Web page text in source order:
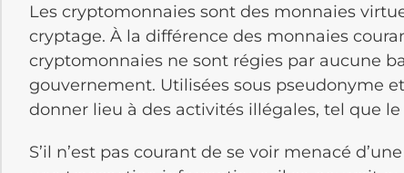
Les cryptomonnaies sont des monnaies
cryptage. À la différence des monnaies
cryptomonnaies ne sont régies par aucune
gouvernement. Utilisées sous pseudonyme
donner lieu à des activités illégales, tel que
S’il n’est pas courant de se voir menacé